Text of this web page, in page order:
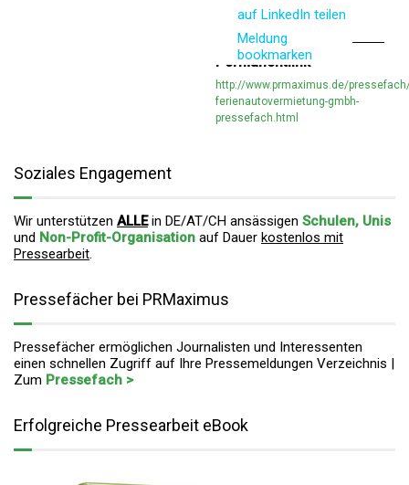
auf LinkedIn teilen
Meldung
bookmarken
Permanentlink
http://www.prmaximus.de/
ferienautovermietung-gmbh-
pressefach.html
Soziales Engagement
Wir unterstützen ALLEin DE/AT/CH ansässigen Schulen, Unis
und Non-Profit-Organisation auf Dauer kostenlos mit
Pressearbeit.
Pressefächer bei PRMaximus
Pressefächer ermöglichen Journalisten und Interessenten
einen schnellen Zugriff auf Ihre Pressemeldungen Verzeichnis |
Zum Pressefach >
Erfolgreiche Pressearbeit eBook